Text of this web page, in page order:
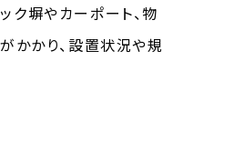
ク塀やカーポート、物
かかり、設置状況や規